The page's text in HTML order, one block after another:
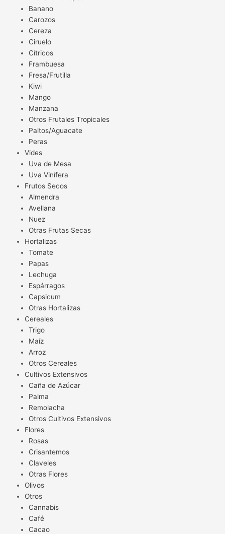
Banano
Carozos
Cereza
Ciruelo
Cítricos
Frambuesa
Fresa/Frutilla
Kiwi
Mango
Manzana
Otros Frutales Tropicales
Paltos/Aguacate
Peras
Vides
Uva de Mesa
Uva Vinífera
Frutos Secos
Almendra
Avellana
Nuez
Otras Frutas Secas
Hortalizas
Tomate
Papas
Lechuga
Espárragos
Capsicum
Otras Hortalizas
Cereales
Trigo
Maíz
Arroz
Otros Cereales
Cultivos Extensivos
Caña de Azúcar
Palma
Remolacha
Otros Cultivos Extensivos
Flores
Rosas
Crisantemos
Claveles
Otras Flores
Olivos
Otros
Cannabis
Café
Cacao